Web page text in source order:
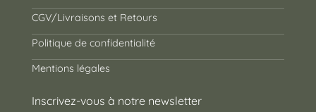
CGV/Livraisons et Retours
Politique de confidentialité
Mentions légales
Inscrivez-vous à notre newsletter